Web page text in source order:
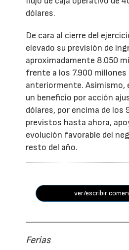
dólares.
De cara al cierre del
elevado su previsión de
aproximadamente 8.050
frente a los 7.900
anteriormente. Asimismo,
un beneficio por acción
dólares, por encima de los
previstos hasta ahora,
evolución favorable del
resto del año.
ver/escribir
Ferias